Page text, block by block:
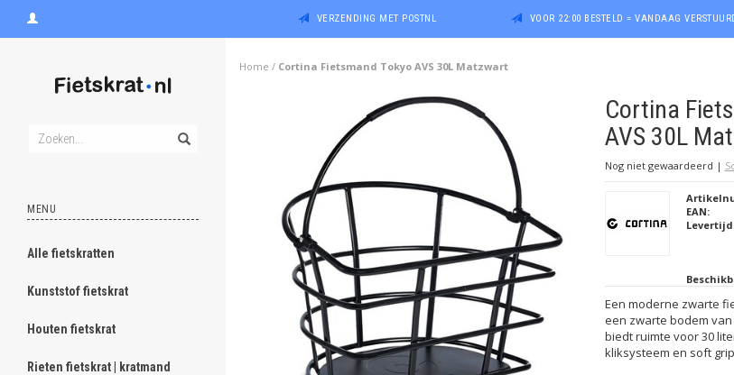
VERZENDING MET POSTNL VOOR 22:00 BESTELD = VANDAAG
MENU
Alle fietskratten
Kunststof fietskrat
Houten fietskrat
Rieten fietskrat | kratmand
Home / Cortina Fietsmand Tokyo AVS 30L Matzwart
Cortina
AVS 30L
Nog niet gewaardeerd |
EAN:
Een moderne zwarte
een zwarte bodem
biedt ruimte voor 30
kliksysteem en soft